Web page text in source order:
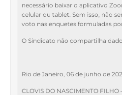
necessário baixar o aplicativo
celular ou tablet. Sem isso, não
voto nas enquetes formuladas
O Sindicato não compartilha
Rio de Janeiro, 06 de junho de
CLOVIS DO NASCIMENTO FILHO